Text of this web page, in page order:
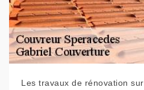
Les travaux de rénovation